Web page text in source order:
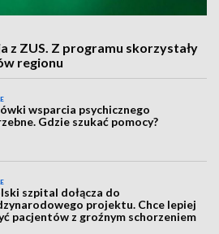
z ZUS. Z programu skorzystały
regionu
wsparcia psychicznego
Gdzie szukać pomocy?
szpital dołącza do
projektu. Chce lepiej
pacjentów z groźnym schorzeniem